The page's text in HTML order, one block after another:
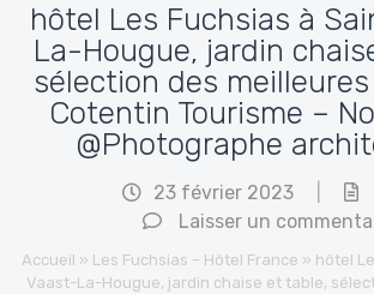
hôtel Les Fuchsias à
La-Hougue, jardin
sélection des
Cotentin Tourisme –
@Photographe
23 février 2023
Laisser un
Accueil » Les Fuchsias – Hôtel France » hôtel
Vaast-La-Hougue, jardin chaise et table,